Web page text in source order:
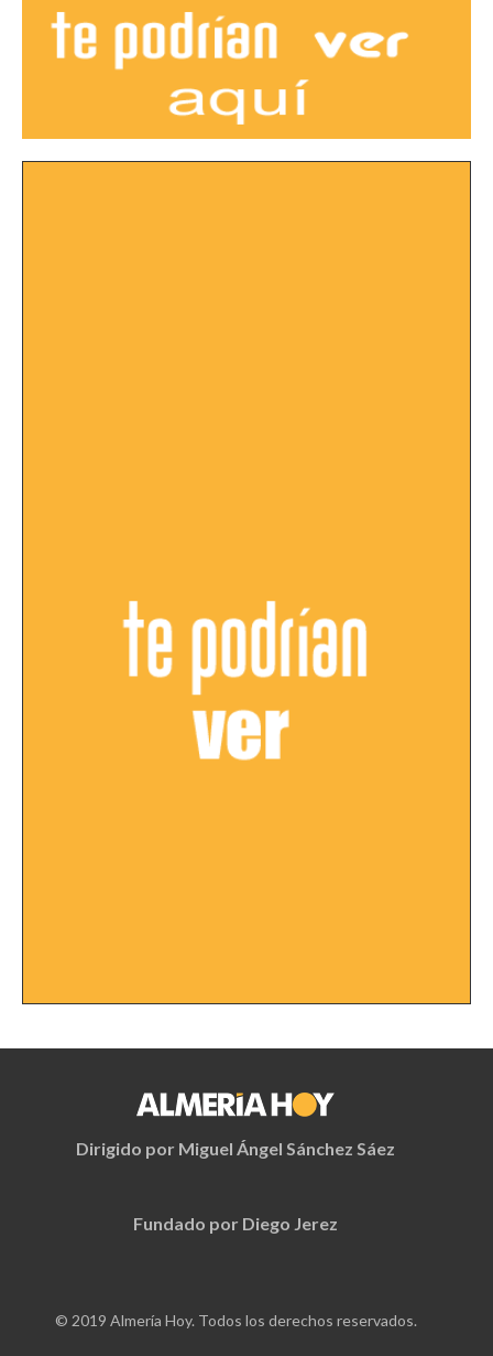
Dirigido por Miguel Ángel Sánchez Sáez
Fundado por Diego Jerez
© 2019 Almería Hoy. Todos los derechos reservados.